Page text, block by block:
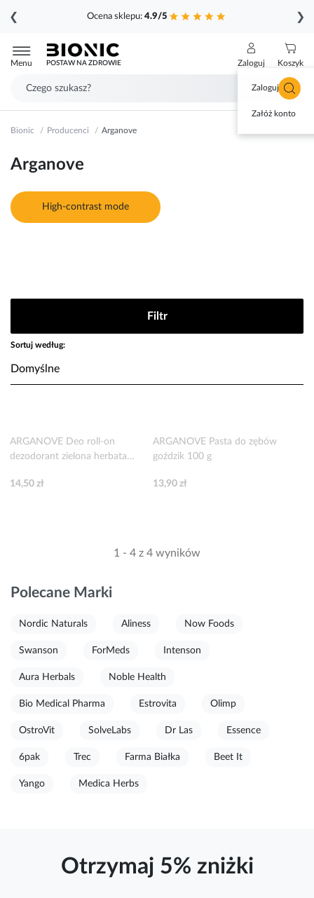
Ocena sklepu: 4.9/5
❮ ❯
do
treści
Menu POSTAW NA ZDROWIE Zaloguj
Zaloguj się
Załóż konto
Koszyk
Bionic Producenci Arganove
Arganove
High-contrast mode
Filtr
Sortuj według:
ARGANOVE Deo roll-on
dezodorant zielona herbata
14,50 zł
ARGANOVE Pasta do zębów
goździk 100 g
13,90 zł
1 - 4 z 4 wyników
Polecane Marki
Nordic Naturals Aliness Now Foods
Swanson ForMeds Intenson
Aura Herbals Noble Health
Bio Medical Pharma Estrovita Olimp
OstroVit SolveLabs Dr Las Essence
6pak Trec Farma Białka Beet It
Yango Medica Herbs
Otrzymaj 5% zniżki